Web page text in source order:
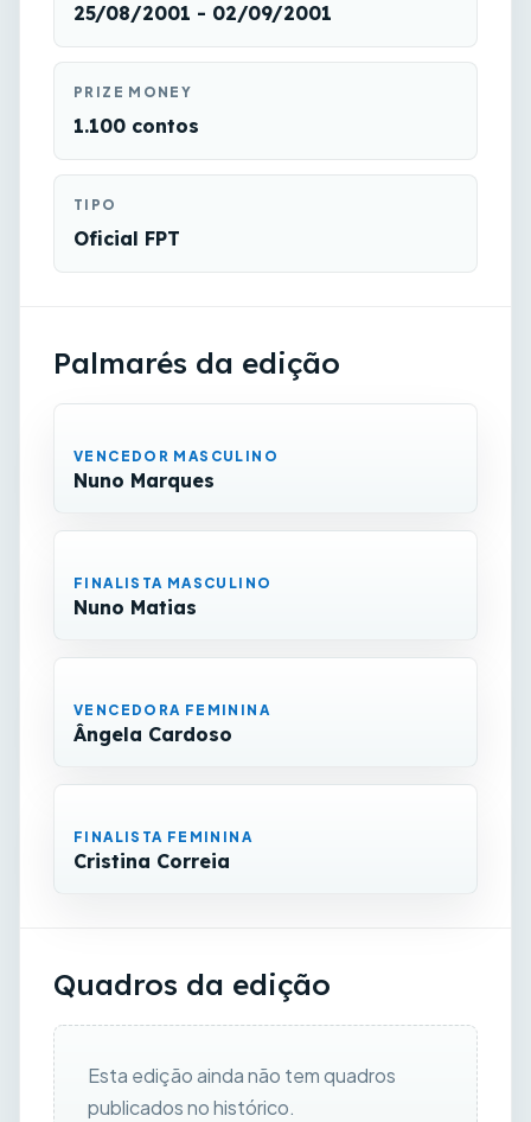
25/08/2001 - 02/09/2001
PRIZE MONEY
1.100 contos
TIPO
Oficial FPT
Palmarés da edição
VENCEDOR MASCULINO
Nuno Marques
FINALISTA MASCULINO
Nuno Matias
VENCEDORA FEMININA
Ângela Cardoso
FINALISTA FEMININA
Cristina Correia
Quadros da edição
Esta edição ainda não tem quadros
publicados no histórico.